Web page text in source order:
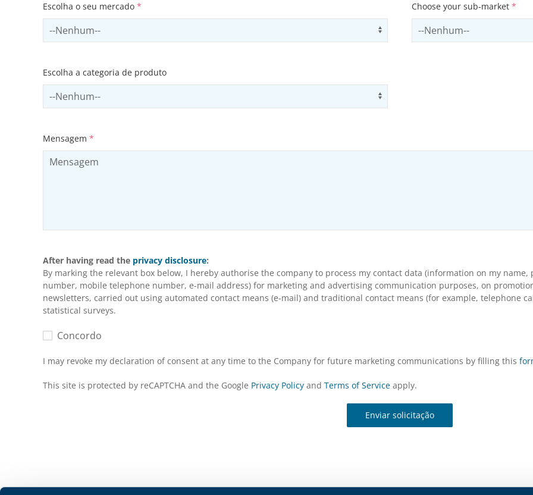
Escolha o seu mercado *
Select sector Use arrow keys to navigate
Choose your sub-market *
Select subSector
Escolha a categoria de produto
Select productCategory
Mensagem *
After having read the privacy disclosure:
By marking the relevant box below, I hereby authorise the company to process my contact data (information on my
number, mobile telephone number, e-mail address) for marketing and advertising communication purposes, on
newsletters, carried out using automated contact means (e-mail) and traditional contact means (for example, telephone
statistical surveys.
Concordo
I may revoke my declaration of consent at any time to the Company for future marketing communications by filling this
This site is protected by reCAPTCHA and the Google Privacy Policy and Terms of Service apply.
Enviar solicitação